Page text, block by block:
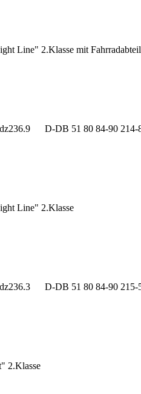
Line" 2.Klasse mit Fahrradabteil
D-DB 51 80 84-90 214-
Line" 2.Klasse
D-DB 51 80 84-90 215-
2.Klasse